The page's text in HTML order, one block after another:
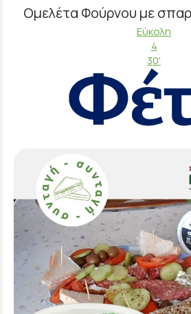
Ομελέτα Φούρνου με
Εύκολη
4
30'